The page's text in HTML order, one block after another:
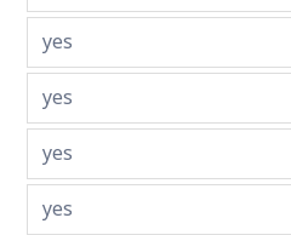
yes
yes
yes
yes